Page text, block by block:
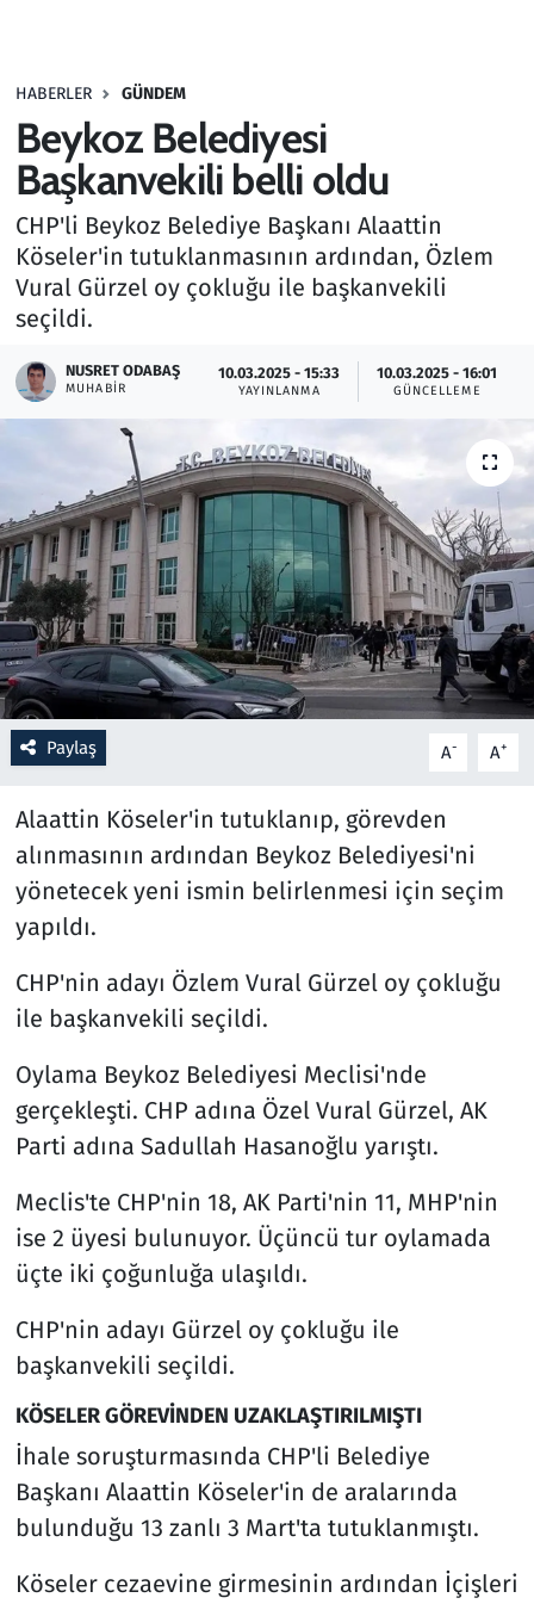
HABERLER GÜNDEM
Beykoz Belediyesi
Başkanvekili belli oldu
CHP'li Beykoz Belediye Başkanı Alaattin
Köseler'in tutuklanmasının ardından, Özlem
Vural Gürzel oy çokluğu ile başkanvekili
seçildi.
NUSRET ODABAŞ
MUHABIR
10.03.2025 - 15:33
YAYINLANMA
10.03.2025 - 16:01
GÜNCELLEME
Paylaş A- A+
Alaattin Köseler'in tutuklanıp, görevden
alınmasının ardından Beykoz Belediyesi'ni
yönetecek yeni ismin belirlenmesi için seçim
yapıldı.
CHP'nin adayı Özlem Vural Gürzel oy çokluğu
ile başkanvekili seçildi.
Oylama Beykoz Belediyesi Meclisi'nde
gerçekleşti. CHP adına Özel Vural Gürzel, AK
Parti adına Sadullah Hasanoğlu yarıştı.
Meclis'te CHP'nin 18, AK Parti'nin 11, MHP'nin
ise 2 üyesi bulunuyor. Üçüncü tur oylamada
üçte iki çoğunluğa ulaşıldı.
CHP'nin adayı Gürzel oy çokluğu ile
başkanvekili seçildi.
KÖSELER GÖREVİNDEN UZAKLAŞTIRILMIŞTI
İhale soruşturmasında CHP'li Belediye
Başkanı Alaattin Köseler'in de aralarında
bulunduğu 13 zanlı 3 Mart'ta tutuklanmıştı.
Köseler cezaevine girmesinin ardından İçişleri
Haber
Kültür Sanat
Kurumsal Haberler
Lezzet Durağı
Ramazan
Resmi İlanlar
Rüya Tabirleri
Savunma Sanayi
Seçim 2023
Spor
Televizyon